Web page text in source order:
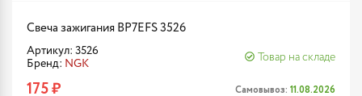
Свеча зажигания BP7EFS 3526
Артикул: 3526
Бренд: NGK
Товар на складе
175 ₽ Самовывоз: 11.08.2026